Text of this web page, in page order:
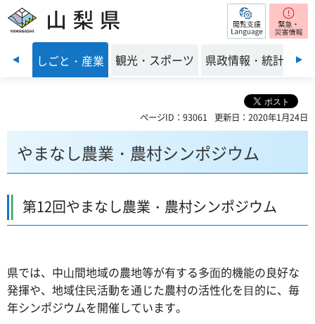
山梨県 閲覧支援
前のスライドを表示
境 しごと・産業 観光・スポーツ 県政情報・統計
ページID：93061 更新日：2020年1月24日
やまなし農業・農村シンポジウム
第12回やまなし農業・農村シンポジウム
県では、中⼭間地域の農地等が有する多⾯的機能の良好な
発揮や、地域住⺠活動を通じた農村の活性化を⽬的に、毎
年シンポジウムを開催しています。